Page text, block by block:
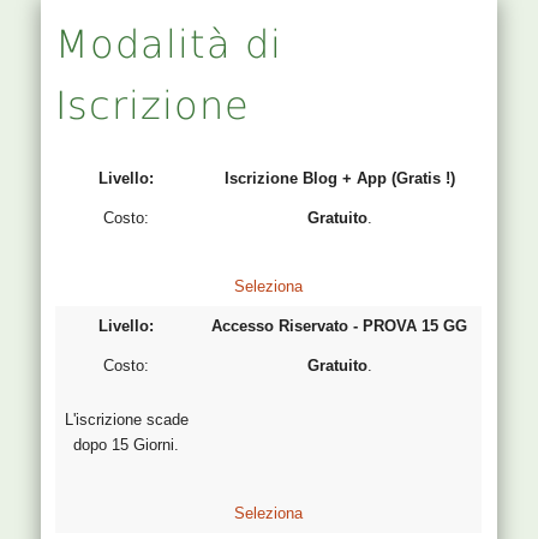
Modalità di
Iscrizione
Iscrizione Blog + App (Gratis !)
Gratuito.
Seleziona
Accesso Riservato - PROVA 15 GG
Gratuito.
L'iscrizione scade
dopo 15 Giorni.
Seleziona